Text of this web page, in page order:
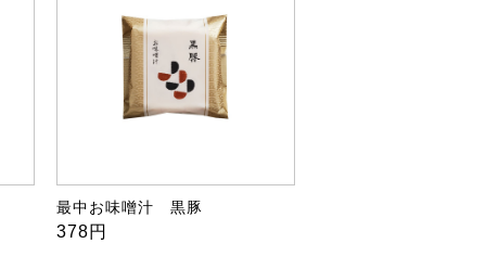
最中お味噌汁 黒豚
378円